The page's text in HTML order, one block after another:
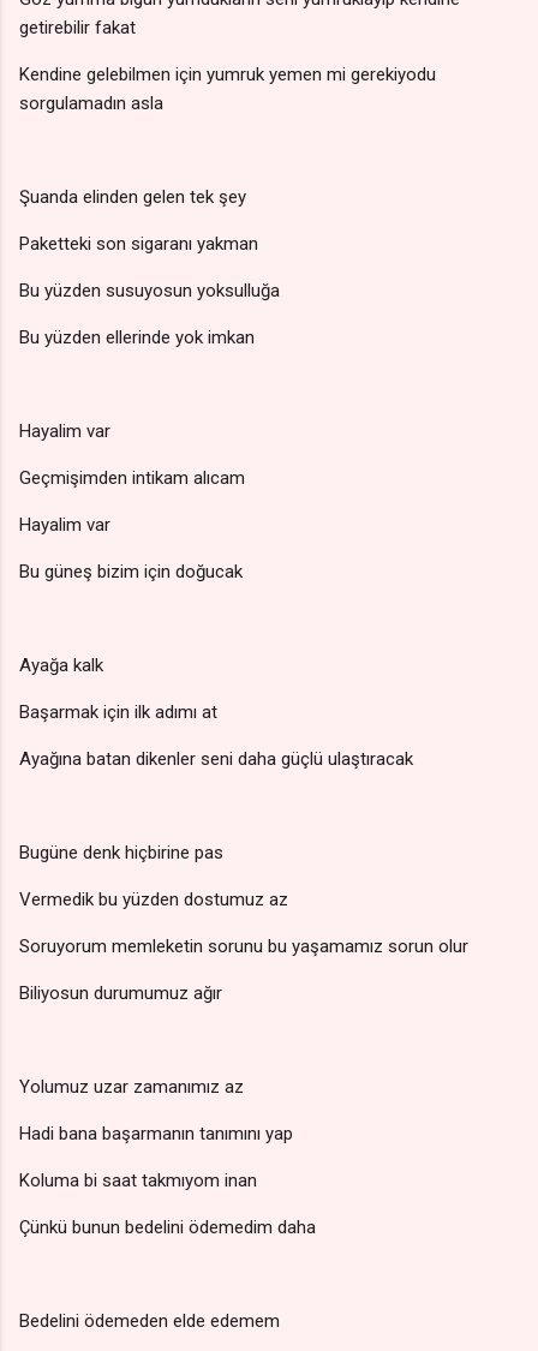
getirebilir fakat
Kendine gelebilmen için yumruk yemen mi gerekiyodu
sorgulamadın asla
Şuanda elinden gelen tek şey
Paketteki son sigaranı yakman
Bu yüzden susuyosun yoksulluğa
Bu yüzden ellerinde yok imkan
Hayalim var
Geçmişimden intikam alıcam
Hayalim var
Bu güneş bizim için doğucak
Ayağa kalk
Başarmak için ilk adımı at
Ayağına batan dikenler seni daha güçlü ulaştıracak
Bugüne denk hiçbirine pas
Vermedik bu yüzden dostumuz az
Soruyorum memleketin sorunu bu yaşamamız sorun olur
Biliyosun durumumuz ağır
Yolumuz uzar zamanımız az
Hadi bana başarmanın tanımını yap
Koluma bi saat takmıyom inan
Çünkü bunun bedelini ödemedim daha
Bedelini ödemeden elde edemem